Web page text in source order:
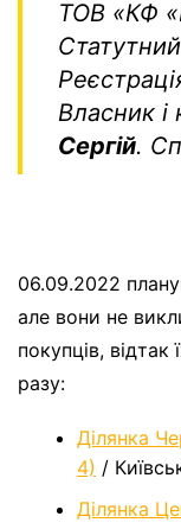
ТОВ «КФ
Власник і
Сергій.
06.09.2022
але вони не
покупців,
разу:
Ділянка
4) /
Ділянка